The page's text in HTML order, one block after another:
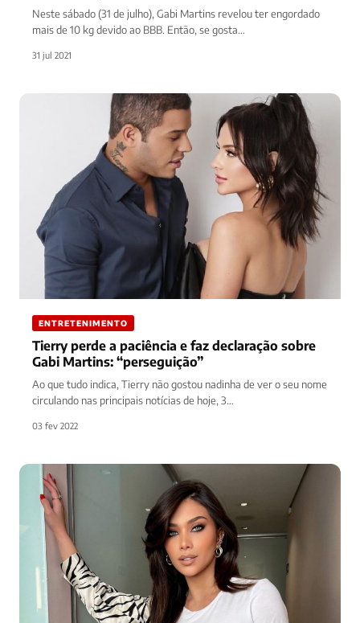
Neste sábado (31 de julho), Gabi Martins revelou ter engordado
mais de 10 kg devido ao BBB. Então, se gosta…
31 jul 2021
ENTRETENIMENTO
Tierry perde a paciência e faz declaração sobre
Gabi Martins: “perseguição”
Ao que tudo indica, Tierry não gostou nadinha de ver o seu nome
circulando nas principais notícias de hoje, 3…
03 fev 2022